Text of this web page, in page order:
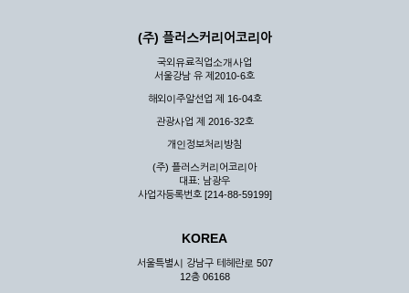
(주) 플러스커리어코리아
국외유료직업소개사업
서울강남 유 제2010-6호
해외이주알선업 제 16-04호
관광사업 제 2016-32호
개인정보처리방침
(주) 플러스커리어코리아
대표: 남광우
사업자등록번호 [214-88-59199]
KOREA
서울특별시 강남구 테헤란로 507
12층 06168